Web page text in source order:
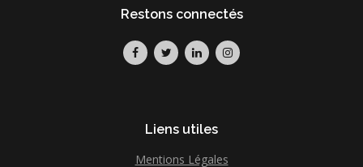
Restons connectés
Liens utiles
Mentions Légales